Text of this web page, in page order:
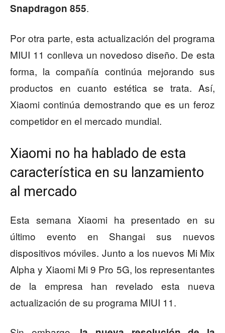
Snapdragon 855.
Por otra parte, esta actualización del programa
MIUI 11 conlleva un novedoso diseño. De esta
forma, la compañía continúa mejorando sus
productos en cuanto estética se trata. Así,
Xiaomi continúa demostrando que es un feroz
competidor en el mercado mundial.
Xiaomi no ha hablado de esta
característica en su lanzamiento
al mercado
Esta semana Xiaomi ha presentado en su
último evento en Shangai sus nuevos
dispositivos móviles. Junto a los nuevos Mi Mix
Alpha y Xiaomi Mi 9 Pro 5G, los representantes
de la empresa han revelado esta nueva
actualización de su programa MIUI 11.